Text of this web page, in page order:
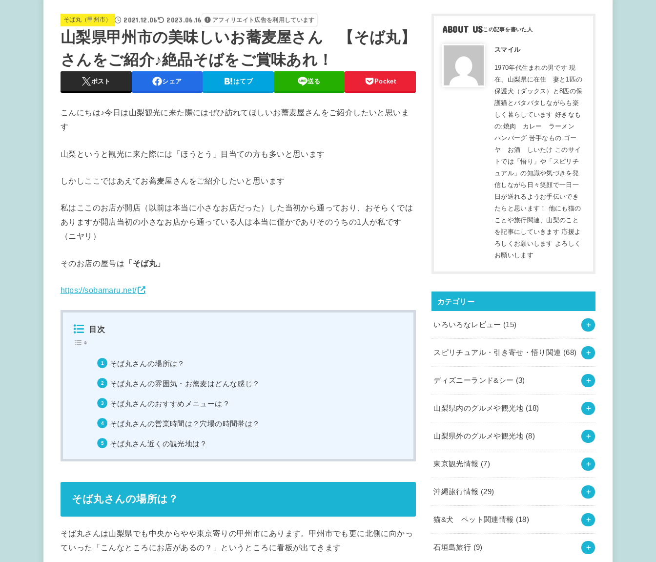
そば丸（甲州市） 2021.12.06 2023.06.16 アフィリエイト広告を利用しています
山梨県甲州市の美味しいお蕎麦屋さん 【そば丸】
さんをご紹介♪絶品そばをご賞味あれ！
ポスト シェア はてブ 送る Pocket
こんにちは♪今日は山梨観光に来た際にはぜひ訪れてほしいお蕎麦屋さんをご紹介したいと思いま
す
山梨というと観光に来た際には「ほうとう」目当ての方も多いと思います
しかしここではあえてお蕎麦屋さんをご紹介したいと思います
私はここのお店が開店（以前は本当に小さなお店だった）した当初から通っており、おそらくでは
ありますが開店当初の小さなお店から通っている人は本当に僅かでありそのうちの1人が私です
（ニヤリ）
そのお店の屋号は 「そば丸」
https://sobamaru.net/
目次
そば丸さんの場所は？
そば丸さんの雰囲気・お蕎麦はどんな感じ？
そば丸さんのおすすめメニューは？
そば丸さんの営業時間は？穴場の時間帯は？
そば丸さん近くの観光地は？
そば丸さんの場所は？
そば丸さんは山梨県でも中央からやや東京寄りの甲州市にあります。甲州市でも更に北側に向かっ
ていった「こんなところにお店があるの？」というところに看板が出てきます
ABOUT US
スマイル
1970年代生まれの男です 現
在、山梨県に在住 妻と1匹の
保護犬（ダックス）と8匹の保
護猫とバタバタしながらも楽
しく暮らしています 好きなも
の:焼肉 カレー ラーメン
ハンバーグ 苦手なもの:ゴー
ヤ お酒 しいたけ このサイ
トでは「悟り」や「スピリチ
ュアル」の知識や気づきを発
信しながら日々笑顔で一日一
日が送れるようお手伝いでき
たらと思います！ 他にも猫の
ことや旅行関連、山梨のこと
を記事にしていきます 応援よ
ろしくお願いします よろしく
お願いします
カテゴリー
いろいろなレビュー (15)
スピリチュアル・引き寄せ・悟り関連 (68)
ディズニーランド&シー (3)
山梨県内のグルメや観光地 (18)
山梨県外のグルメや観光地 (8)
東京観光情報 (7)
沖縄旅行情報 (29)
猫&犬 ペット関連情報 (18)
石垣島旅行 (9)